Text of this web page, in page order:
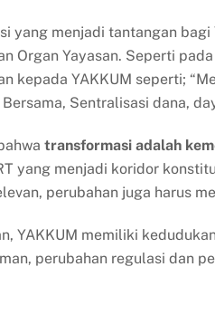
yang menjadi tantangan
Organ Yayasan. Seperti
kepada YAKKUM seperti;
Sentralisasi dana,
transformasi adalah
yang menjadi koridor
perubahan juga harus
YAKKUM memiliki
perubahan regulasi dan